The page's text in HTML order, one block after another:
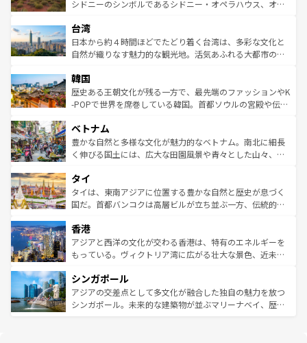
しみながら、その多様性と豊かな歴史を感じることができ
ならではの贅沢な旅のスタイルだ。 なお、新着のアメリカ
情報はコンテンツ一覧を参照してほしい。
おすすめ。エメラルドグリーンに輝く海をはじめ、豊かな
れるおもてなしの心で訪れる人々を迎えてくれるハワイの
人々、おいしいローカルフードやハワイアンミュージッ
ク、伝統的なフラダンスなど、すべてがハワイの魅力を彩
ワイを、存分に味わってほしい。 なお、新着のハワイ情報
はコンテンツ一覧を参照してほしい。
シドニーのシンボルであるシドニー・オペラハウス、オー
リアリーフや大陸中央部にそびえるウルル（エアーズロッ
ク）、タスマニアの美しい原生林やケアンズの熱帯雨林な
ど、見どころがたくさん。また、カフェやワイン、オージ
いる。アクティビティも充実しており、サーフィンやダイ
ビング、ハイキングなど、アウトドア好きにはたまらな
い。オーストラリアの多彩な魅力を存分に味わいつくそ
参照してほしい。
台湾
日本から約４時間ほどでたどり着く台湾は、多彩な文化と
自然が織りなす魅力的な観光地。活気あふれる大都市の台
ン）、静ひつな山岳地帯である台湾東部など、都市の喧騒
と山間の静けさが共存しており、訪れる人に新しい発見と
驚きをもたらしてくれる。また、奥深い台湾の食文化も魅
容にもいいと評判のスイーツなど、バラエティ豊かな料理
が味わえる。 なお、新着の台湾情報は コンテンツ一覧を参
照してほしい。
韓国
歴史ある王朝文化が残る一方で、最先端のファッションやK
-POPで世界を席巻している韓国。首都ソウルの宮殿や伝統
き、地方に足を延ばせば四季折々の自然美を楽しむことが
できる。そして、キムチや焼肉、絶品のストリートフード
まで、さまざまな韓国料理が待っている。夜には、韓国な
リティに包まれながら、韓国の多彩な魅力を心ゆくまで味
わってみてほしい。 なお、新着の韓国情報はコンテンツ一
覧を参照してほしい。
ベトナム
豊かな自然と多様な文化が魅力的なベトナム。南北に細長
く伸びる国土には、広大な田園風景や青々とした山々、世
急速な発展と共に伝統が息づく。ハノイの古い町並みやホ
ーチミン市のフランス統治時代の建物も、独特の雰囲気を
醸し出している。また、バラエティの豊かさとおいしさで
とつ。フォーやバインミー、ベトナムコーヒーなどは、ぜ
ひ現地で味わいたい。どの地域を訪れてもあたたかい人々
が旅行者を迎えてくれるので、きっと忘れられない旅にな
参照してほしい。
タイ
タイは、東南アジアに位置する豊かな自然と歴史が息づく
国だ。首都バンコクは高層ビルが立ち並ぶ一方、伝統的な
の活気が交差している。北部ではチェンマイなどの山岳地
帯で自然と触れ合い、南部ではプーケットやクラビの美し
いビーチでリゾート気分を楽しむことができる。タイ料理
激する。気候は一年中温暖で、どの季節にも異なる楽しみ
が待っている。親しみやすいタイの人々、仏教を中心とし
た文化、そして多様な観光資源が、訪れる旅人を魅了し続
香港
アジアと西洋の文化が交わる香港は、特有のエネルギーを
もっている。ヴィクトリア湾に広がる壮大な景色、近未来
み、どこを訪れても感動するはず。観光スポットが密集し
ており、効率よく見どころを回れるのも魅力。息をのむよ
うな絶景から文化的な体験まで、香港を存分に楽しみ尽く
シンガポール
アジアの交差点として多文化が融合した独自の魅力を放つ
シンガポール。未来的な建築物が並ぶマリーナベイ、歴史